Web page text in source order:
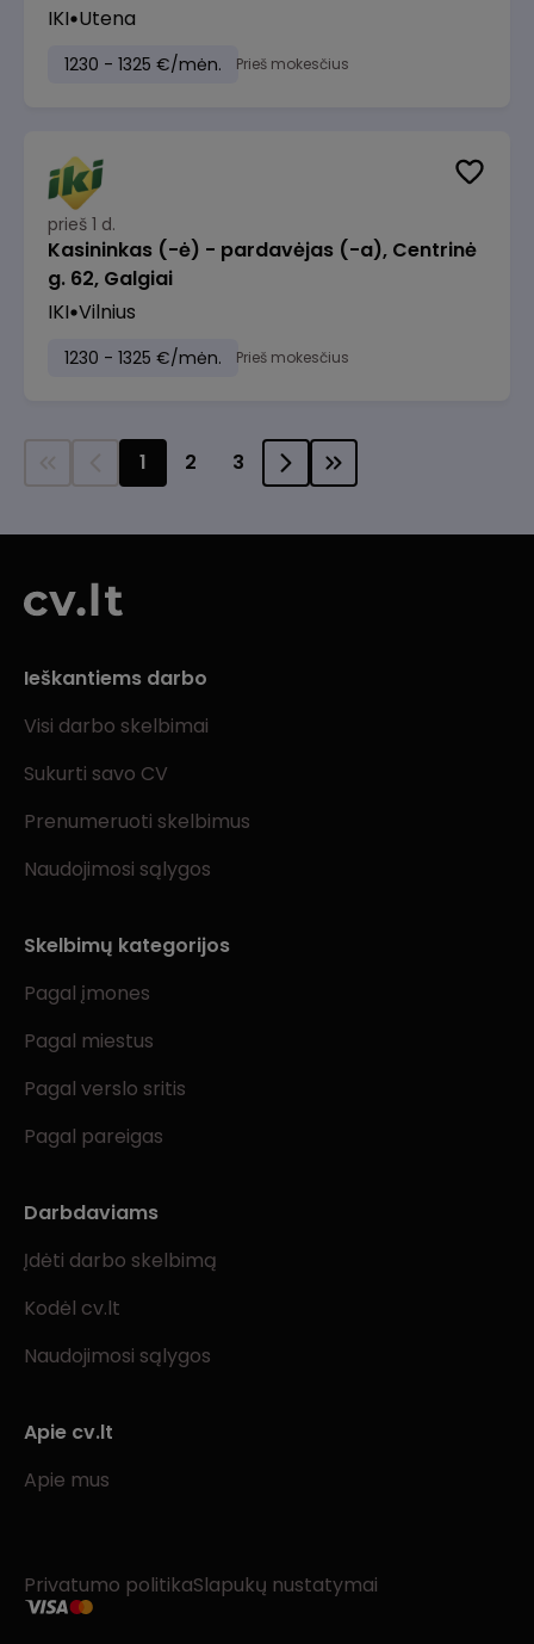
IKI Utena
1230 - 1325 €/mėn. Prieš mokesčius
prieš 1 d.
Kasininkas (-ė) - pardavėjas (-a), Centrinė
g. 62, Galgiai
IKI Vilnius
1230 - 1325 €/mėn. Prieš mokesčius
1 2 3
Ieškantiems darbo
Visi darbo skelbimai
Sukurti savo CV
Prenumeruoti skelbimus
Naudojimosi sąlygos
Skelbimų kategorijos
Pagal įmones
Pagal miestus
Pagal verslo sritis
Pagal pareigas
Darbdaviams
Įdėti darbo skelbimą
Kodėl cv.lt
Naudojimosi sąlygos
Apie cv.lt
Apie mus
Privatumo politikaSlapukų nustatymai